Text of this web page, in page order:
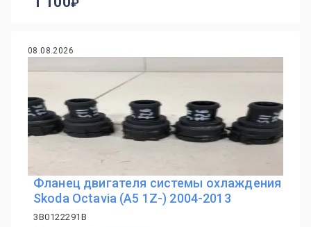
08.08.2026
Фланец двигателя системы охлаждения
Skoda Octavia (A5 1Z-) 2004-2013
3B0122291B